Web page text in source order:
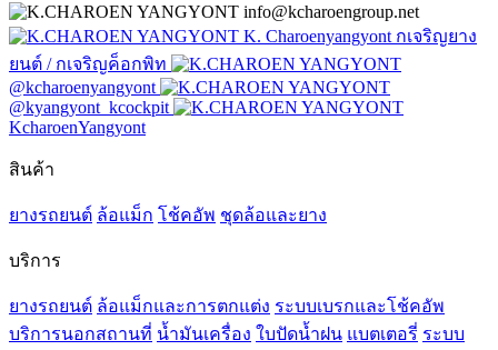
info@kcharoengroup.net
K. Charoenyangyont กเจริญยาง
ยนต์ / กเจริญค็อกพิท
@kcharoenyangyont
@kyangyont_kcockpit
KcharoenYangyont
สินค้า
ยางรถยนต์ ล้อแม็ก โช้คอัพ ชุดล้อและยาง
บริการ
ยางรถยนต์ ล้อแม็กและการตกแต่ง ระบบเบรกและโช้คอัพ
บริการนอกสถานที่ น้ำมันเครื่อง ใบปัดน้ำฝน แบตเตอรี่ ระบบ